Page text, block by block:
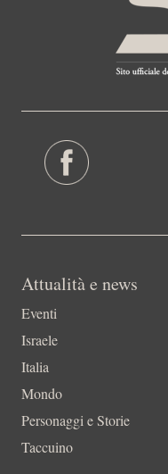
Attualità e news
Eventi
Israele
Italia
Mondo
Personaggi e Storie
Taccuino